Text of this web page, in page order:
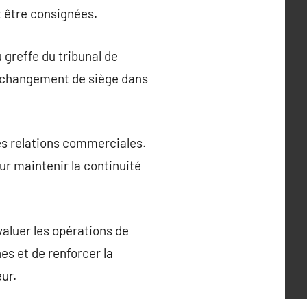
être consignées.
greffe du tribunal de
de siège dans
relations commerciales.
maintenir la continuité
les opérations de
et de renforcer la